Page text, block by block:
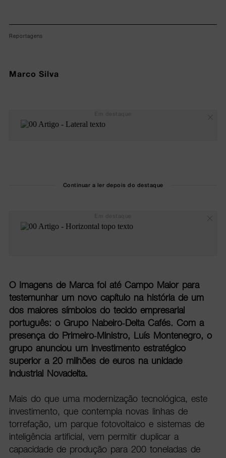
Reportagens
Marco Silva
Continuar a ler depois do destaque
O Imagens de Marca foi até Campo Maior para
testemunhar um novo capítulo na história de um
dos maiores símbolos do tecido empresarial
português: o Grupo Nabeiro-Delta Cafés. Com a
presença do Primeiro-Ministro, Luís Montenegro, o
grupo anunciou um investimento estratégico
superior a 20 milhões de euros na unidade
industrial Novadelta.
Mais do que uma modernização tecnológica, este
investimento, que contempla novas linhas de
torrefação, um parque fotovoltaico e sistemas de
inteligência artificial, vem permitir duplicar a
capacidade de produção para 200 toneladas de